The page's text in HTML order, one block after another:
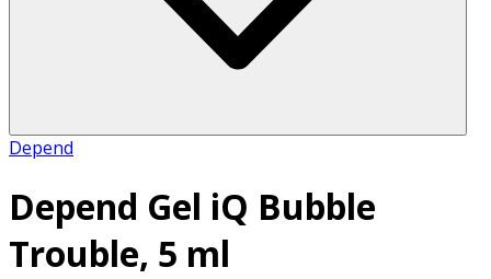
Depend
Depend Gel iQ Bubble
Trouble, 5 ml